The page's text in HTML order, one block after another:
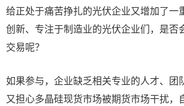
给正处于痛苦挣扎的光伏企业又增加了一
创新、专注于制造业的光伏企业们，是否
交易呢？
如果参与，企业缺乏相关专业的人才、团
又担心多晶硅现货市场被期货市场干扰，